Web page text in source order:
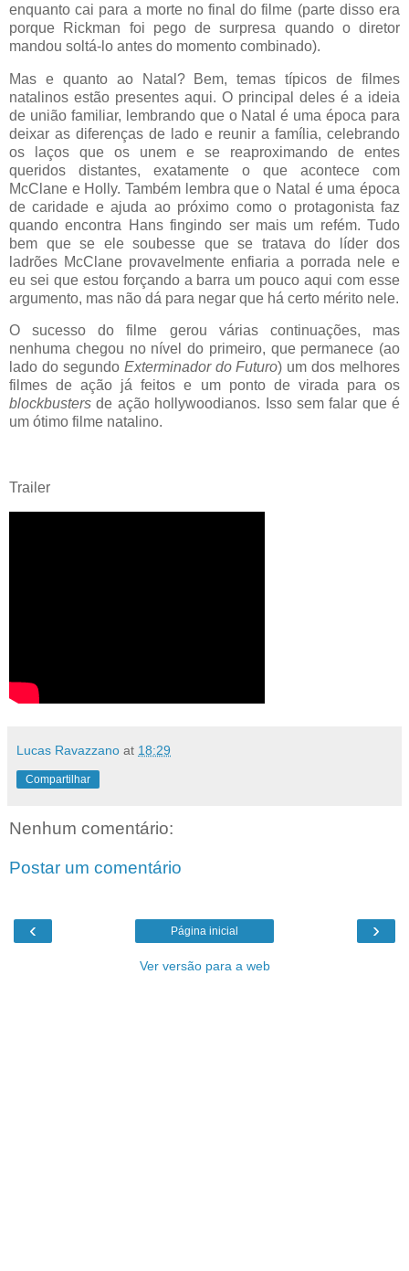
enquanto cai para a morte no final do filme (parte disso era
porque Rickman foi pego de surpresa quando o diretor
mandou soltá-lo antes do momento combinado).
Mas e quanto ao Natal? Bem, temas típicos de filmes
natalinos estão presentes aqui. O principal deles é a ideia
de união familiar, lembrando que o Natal é uma época para
deixar as diferenças de lado e reunir a família, celebrando
os laços que os unem e se reaproximando de entes
queridos distantes, exatamente o que acontece com
McClane e Holly. Também lembra que o Natal é uma época
de caridade e ajuda ao próximo como o protagonista faz
quando encontra Hans fingindo ser mais um refém. Tudo
bem que se ele soubesse que se tratava do líder dos
ladrões McClane provavelmente enfiaria a porrada nele e
eu sei que estou forçando a barra um pouco aqui com esse
argumento, mas não dá para negar que há certo mérito nele.
O sucesso do filme gerou várias continuações, mas
nenhuma chegou no nível do primeiro, que permanece (ao
lado do segundo Exterminador do Futuro) um dos melhores
filmes de ação já feitos e um ponto de virada para os
blockbustersde ação hollywoodianos. Isso sem falar que é
um ótimo filme natalino.
Trailer
Lucas Ravazzano at 18:29
Compartilhar
Nenhum comentário:
Postar um comentário
‹ ›
Página inicial
Ver versão para a web